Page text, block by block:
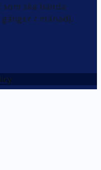
ska hända
/ månad).